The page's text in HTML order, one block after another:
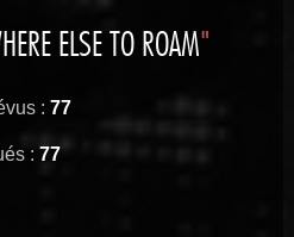
ELSE TO ROAM"
: 77
: 77